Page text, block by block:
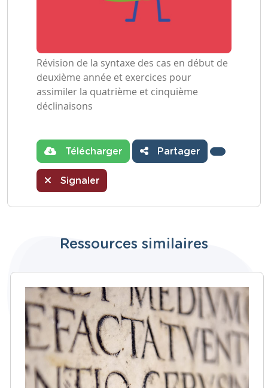
Révision de la syntaxe des cas en début de
deuxième année et exercices pour
assimiler la quatrième et cinquième
déclinaisons
Télécharger Partager
Signaler
Ressources similaires